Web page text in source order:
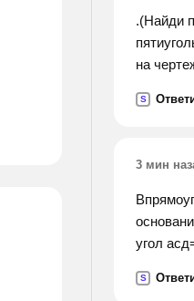
.(Найди
на
отeдоa-
S
3 мин
угол
S